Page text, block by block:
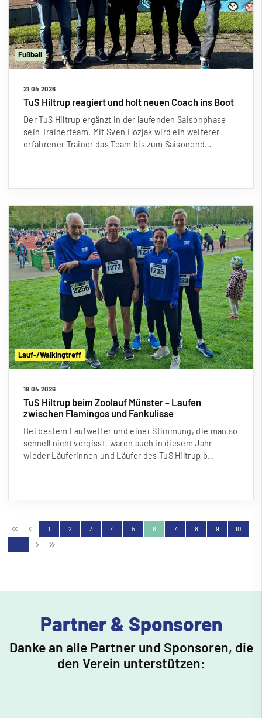
Fußball
21.04.2026
TuS Hiltrup reagiert und holt neuen Coach ins Boot
Der TuS Hiltrup ergänzt in der laufenden Saisonphase
sein Trainerteam. Mit Sven Hozjak wird ein weiterer
erfahrener Trainer das Team bis zum Saisonend…
Lauf-/Walkingtreff
19.04.2026
TuS Hiltrup beim Zoolauf Münster – Laufen
zwischen Flamingos und Fankulisse
Bei bestem Laufwetter und einer Stimmung, die man so
schnell nicht vergisst, waren auch in diesem Jahr
wieder Läuferinnen und Läufer des TuS Hiltrup b…
1 2 3 4 5 6 7 8 9
10
Partner & Sponsoren
Danke an alle Partner und Sponsoren, die
den Verein unterstützen: